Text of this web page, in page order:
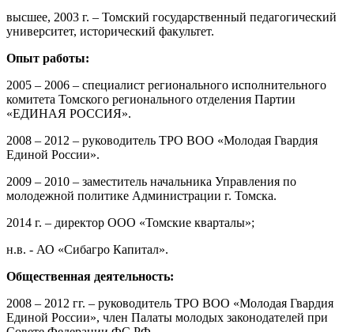
высшее, 2003 г. – Томский государственный педагогический
университет, исторический факультет.
Опыт работы:
2005 – 2006 – специалист регионального исполнительного
комитета Томского регионального отделения Партии
«ЕДИНАЯ РОССИЯ».
2008 – 2012 – руководитель ТРО ВОО «Молодая Гвардия
Единой России».
2009 – 2010 – заместитель начальника Управления по
молодежной политике Администрации г. Томска.
2014 г. – директор ООО «Томские кварталы»;
н.в. - АО «Сибагро Капитал».
Общественная деятельность:
2008 – 2012 гг. – руководитель ТРО ВОО «Молодая Гвардия
Единой России», член Палаты молодых законодателей при